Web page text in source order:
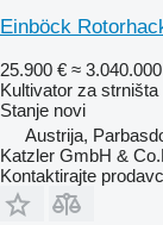
Einböck
25.900 € ≈
Kultivator za strništa
Stanje novi
Austrija,
Katzler GmbH &
Kontaktirajte